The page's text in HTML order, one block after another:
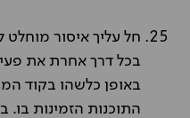
חל עליך איסור מוחלט
בכל דרך אחרת את
באופן כלשהו בקוד
התוכנות הזמינות בו.